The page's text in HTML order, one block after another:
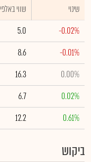
שינוי ₪ שווי באלפי
-0.02%
5.0
-0.01%
8.6
0.00%
16.3
0.02%
6.7
0.61%
12.2
ביקוש